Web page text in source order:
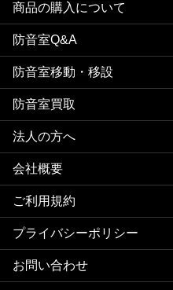
商品の購入について
防音室Q&A
防音室移動・移設
防音室買取
法人の方へ
会社概要
ご利用規約
プライバシーポリシー
お問い合わせ